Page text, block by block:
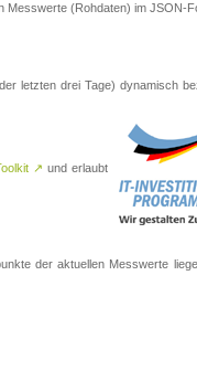
Messwerte (Rohdaten) im JSON-
letzten drei Tage) dynamisch
↗ und erlaubt
der aktuellen Messwerte